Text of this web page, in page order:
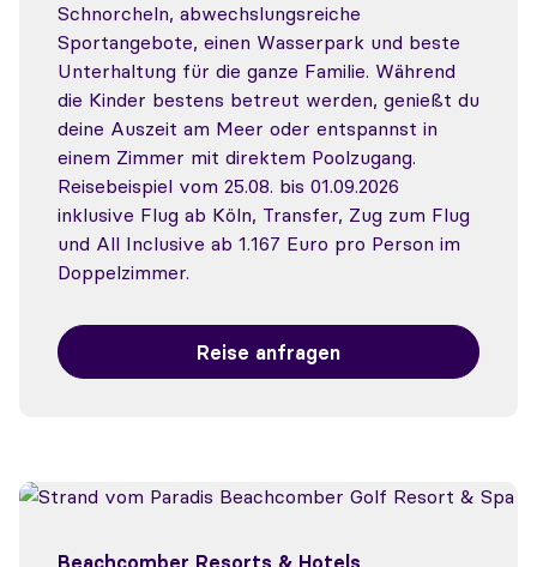
Schnorcheln, abwechslungsreiche
Sportangebote, einen Wasserpark und beste
Unterhaltung für die ganze Familie. Während
die Kinder bestens betreut werden, genießt du
deine Auszeit am Meer oder entspannst in
einem Zimmer mit direktem Poolzugang.
Reisebeispiel vom 25.08. bis 01.09.2026
inklusive Flug ab Köln, Transfer, Zug zum Flug
und All Inclusive ab 1.167 Euro pro Person im
Doppelzimmer.
Reise anfragen